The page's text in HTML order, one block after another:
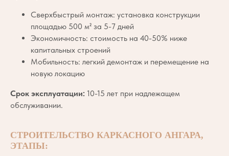
Сверхбыстрый монтаж: установка конструкции
площадью 500 м² за 5-7 дней
Экономичность: стоимость на 40-50% ниже
капитальных строений
Мобильность: легкий демонтаж и перемещение на
новую локацию
Срок эксплуатации: 10-15 лет при надлежащем
обслуживании.
СТРОИТЕЛЬСТВО КАРКАСНОГО АНГАРА,
ЭТАПЫ: